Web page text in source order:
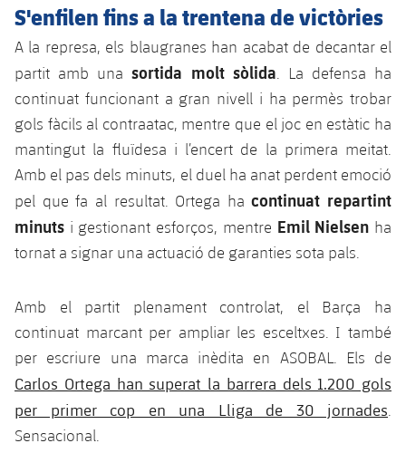
S'enfilen fins a la trentena de victòries
A la represa, els blaugranes han acabat de decantar el
partit amb unasortida molt sòlida . La defensa ha
continuat funcionant a gran nivell i ha permès trobar
gols fàcils al contraatac, mentre que el joc en estàtic ha
mantingut la fluïdesa i l’encert de la primera meitat.
Amb el pas dels minuts, el duel ha anat perdent emoció
pel que fa al resultat. Ortega hacontinuat repartint
minuts i gestionant esforços, mentre Emil Nielsen ha
tornat a signar una actuació de garanties sota pals.
Amb el partit plenament controlat, el Barça ha
continuat marcant per ampliar les esceltxes. I també
per escriure una marca inèdita en ASOBAL. Els de
Carlos Ortega han superat la barrera dels 1.200 gols
per primer cop en una Lliga de 30 jornades
Sensacional.